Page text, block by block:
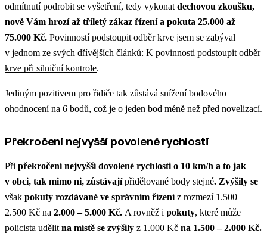
odmítnutí podrobit se vyšetření, tedy vykonat dechovou zkoušku,
nově Vám hrozí až tříletý zákaz řízení a pokuta 25.000 až
75.000 Kč. Povinností podstoupit odběr krve jsem se zabýval
v jednom ze svých dřívějších článků: K povinnosti podstoupit odběr
krve při silniční kontrole.
Jediným pozitivem pro řidiče tak zůstává snížení bodového
ohodnocení na 6 bodů, což je o jeden bod méně než před novelizací.
Překročení nejvyšší povolené rychlosti
Při překročení nejvyšší dovolené rychlosti o 10 km/h a to jak
v obci, tak mimo ni, zůstávajípřidělované body stejné. Zvýšily se
však pokuty rozdávané ve správním řízeníz rozmezí 1.500 –
2.500 Kč na 2.000 – 5.000 Kč. A rovněž i pokuty, které může
policista udělit na místě se zvýšily z 1.000 Kč na 1.500 – 2.000 Kč.